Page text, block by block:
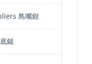
鳥嘴鉗
鎚